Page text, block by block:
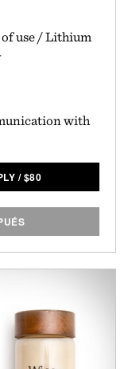
use / Lithium
with
/$80